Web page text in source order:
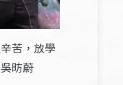
苦，放學
昉蔚